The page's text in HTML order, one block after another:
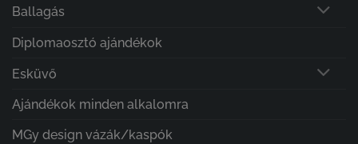
Ballagás
Diplomaosztó ajándékok
Esküvő
Ajándékok minden alkalomra
MGy design vázák/kaspók